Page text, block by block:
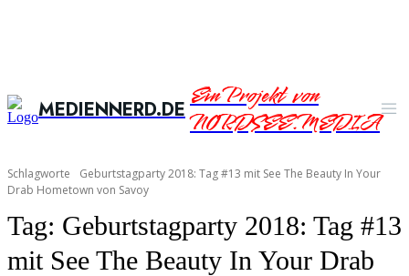
MEDIENNERD.DEEin Projekt von
NORDSEE.MEDIA
Schlagworte
Geburtstagparty 2018: Tag #13 mit See The Beauty In Your
Drab Hometown von Savoy
Tag: Geburtstagparty 2018: Tag #13
mit See The Beauty In Your Drab